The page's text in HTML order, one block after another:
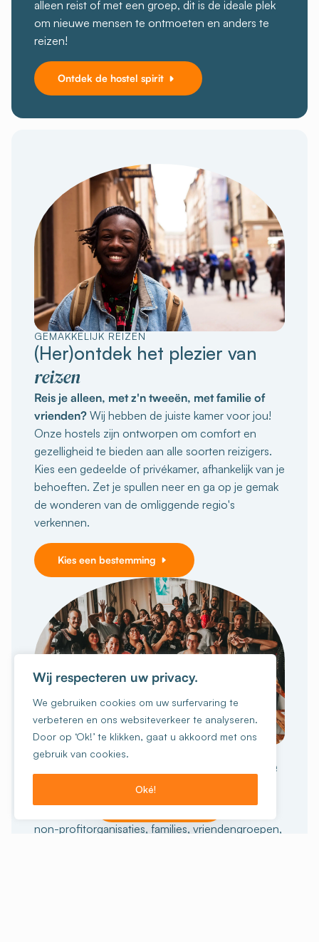
Ik wil boeken!
alleen reist of met een groep, dit is de ideale plek
om nieuwe mensen te ontmoeten en anders te
reizen!
Ontdek de hostel spirit
GEMAKKELIJK REIZEN
(Her)ontdek het plezier van
reizen
Reis je alleen, met z'n tweeën, met familie of
vrienden? Wij hebben de juiste kamer voor jou!
Onze hostels zijn ontworpen om comfort en
gezelligheid te bieden aan alle soorten reizigers.
Kies een gedeelde of privékamer, afhankelijk van je
behoeften. Zet je spullen neer en ga op je gemak
de wonderen van de omliggende regio's
verkennen.
Kies een bestemming
GROEPSREIZEN
Geniet van een onvergetelijke
ervaring
non-profitorganisaties, families, vriendengroepen,
Wij respecteren uw privacy.
We gebruiken cookies om uw surfervaring te
verbeteren en ons websiteverkeer te analyseren.
Door op ‘Ok!’ te klikken, gaat u akkoord met ons
gebruik van cookies.
Oké!